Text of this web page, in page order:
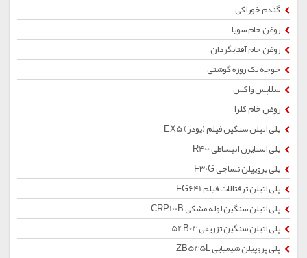
گندم خوراکی
روغن خام سویا
روغن خام آفتابگردان
جوجه یک روزه گوشتی
سلاپس واکس
روغن خام کلزا
پلی اتیلن سنگین فیلم (پودر) EX5
پلی استایرن انبساطی R400
پلی پروپیلن نساجی F30G
پلی اتیلن ترفتالات فیلم FG641
پلی اتیلن سنگین لوله مشکی CRP100B
پلی اتیلن سنگین تزریقی 54B04
پلی پروپیلن شیمیایی ZB545L